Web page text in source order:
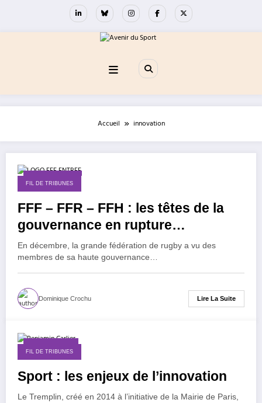
Accueil innovation
25 janvier 2023
FIL DE TRIBUNES
FFF – FFR – FFH : les têtes de la
gouvernance en rupture…
En décembre, la grande fédération de rugby a vu des
membres de sa haute gouvernance…
Dominique Crochu Lire La Suite
FIL DE TRIBUNES
Sport : les enjeux de l’innovation
Le Tremplin, créé en 2014 à l’initiative de la Mairie de Paris,